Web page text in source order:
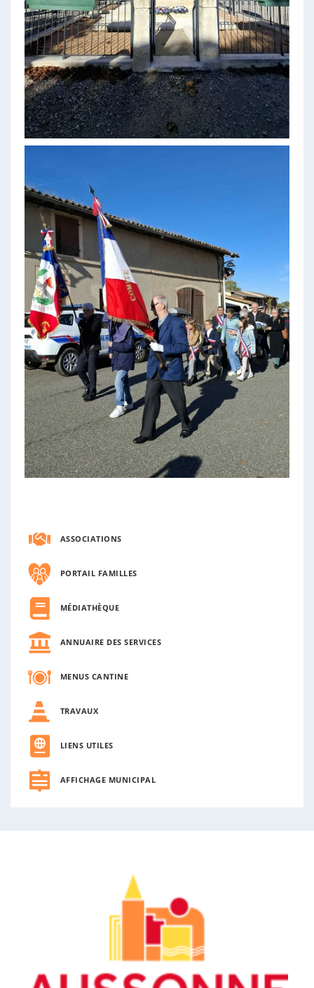
ASSOCIATIONS
PORTAIL FAMILLES
MÉDIATHÈQUE
ANNUAIRE DES SERVICES
MENUS CANTINE
TRAVAUX
LIENS UTILES
AFFICHAGE MUNICIPAL